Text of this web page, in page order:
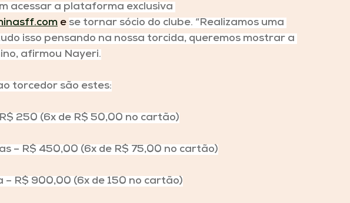
acessar a plataforma exclusiva
e se tornar sócio do clube. “Realizamos uma
isso pensando na nossa torcida, queremos mostrar a
afirmou Nayeri.
torcedor são estes:
250 (6x de R$ 50,00 no cartão)
– R$ 450,00 (6x de R$ 75,00 no cartão)
– R$ 900,00 (6x de 150 no cartão)